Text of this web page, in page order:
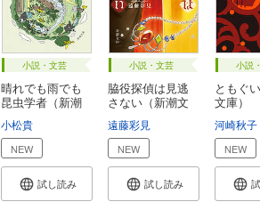
小説・文芸
晴れでも雨でも
昆虫学者（新潮
小松貴
NEW
試し読み
小説・文芸
脇役探偵は見逃
さない（新潮文
遠藤彩見
NEW
試し読み
小説
ともぐ
文庫）
河崎秋子
NEW